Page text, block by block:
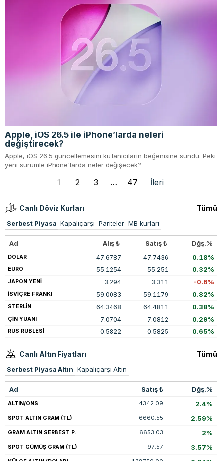
Apple, iOS 26.5 ile iPhone’larda neleri
değiştirecek?
Apple, iOS 26.5 güncellemesini kullanıcıların beğenisine sundu. Peki
yeni sürümle iPhone'larda neler değişecek?
1 2 3 … 47 İleri
Canlı Döviz Kurları Tümü
Serbest Piyasa Kapalıçarşı Pariteler MB kurları
Ad Alış ₺ Satış ₺ Dğş.%
DOLAR 47.6787 47.7436 0.18%
EURO 55.1254 55.251 0.32%
JAPON YENİ 3.294 3.311 -0.6%
İSVİÇRE FRANKI 59.0083 59.1179 0.82%
STERLİN 64.3468 64.4811 0.38%
ÇİN YUANI 7.0704 7.0812 0.29%
RUS RUBLESİ 0.5822 0.5825 0.65%
Canlı Altın Fiyatları Tümü
Serbest Piyasa Altın Kapalıçarşı Altın
Ad Satış ₺ Dğş.%
ALTIN/ONS 4342.09 2.4%
SPOT ALTIN GRAM (TL) 6660.55 2.59%
GRAM ALTIN SERBEST P. 6653.03 2%
SPOT GÜMÜŞ GRAM (TL) 97.57 3.57%